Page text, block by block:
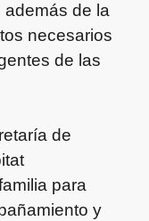
además de la
necesarios
de las
de
para
y